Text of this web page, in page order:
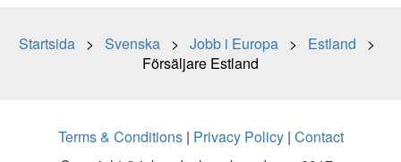
Startsida > Svenska > Jobb i Europa > Estland >
Försäljare Estland
Terms & Conditions| Privacy Policy| Contact